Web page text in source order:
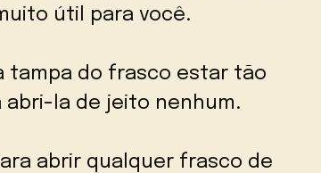
útil para você.
tampa do frasco estar tão
abri-la de jeito nenhum.
abrir qualquer frasco de